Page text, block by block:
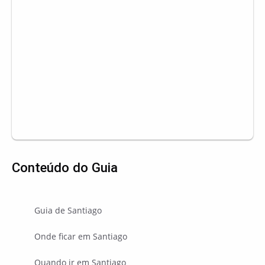
Conteúdo do Guia
Guia de Santiago
Onde ficar em Santiago
Quando ir em Santiago